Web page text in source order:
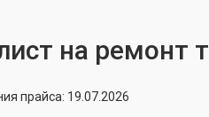
на ремонт
прайса: 19.07.2026